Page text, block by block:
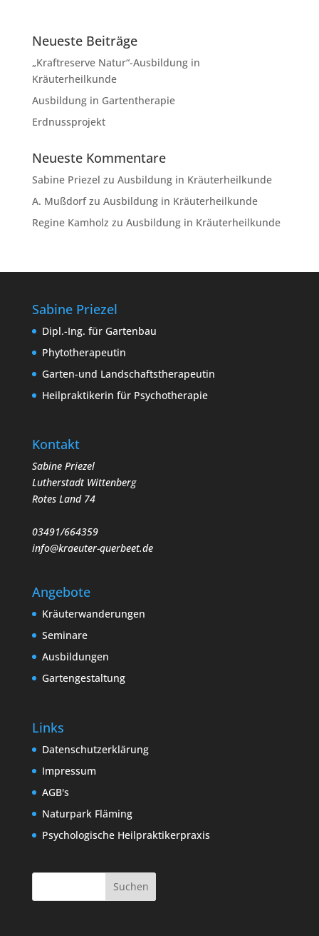
Neueste Beiträge
„Kraftreserve Natur“-Ausbildung in
Kräuterheilkunde
Ausbildung in Gartentherapie
Erdnussprojekt
Neueste Kommentare
Sabine Priezel zu Ausbildung in Kräuterheilkunde
A. Mußdorfzu Ausbildung in Kräuterheilkunde
Regine Kamholz zu Ausbildung in Kräuterheilkunde
Sabine Priezel
Dipl.-Ing. für Gartenbau
Phytotherapeutin
Garten-und Landschaftstherapeutin
Heilpraktikerin für Psychotherapie
Kontakt
Sabine Priezel
Lutherstadt Wittenberg
Rotes Land 74
03491/664359
info@kraeuter-querbeet.de
Angebote
Kräuterwanderungen
Seminare
Ausbildungen
Gartengestaltung
Links
Datenschutzerklärung
Impressum
AGB's
Naturpark Fläming
Psychologische Heilpraktikerpraxis